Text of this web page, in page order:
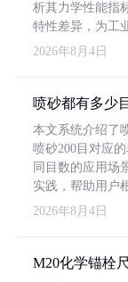
析其力学性能指
特性差异，为工
2026年8月4日
喷砂都有多少目
本文系统介绍了
喷砂200目对应
同目数的应用场
实践，帮助用户
2026年8月4日
M20化学锚栓